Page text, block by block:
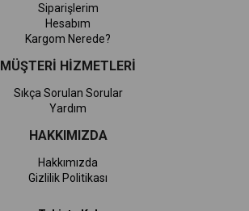
Siparişlerim
Hesabım
Kargom Nerede?
MÜŞTERİ HİZMETLERİ
Sıkça Sorulan Sorular
Yardım
HAKKIMIZDA
Hakkımızda
Gizlilik Politikası